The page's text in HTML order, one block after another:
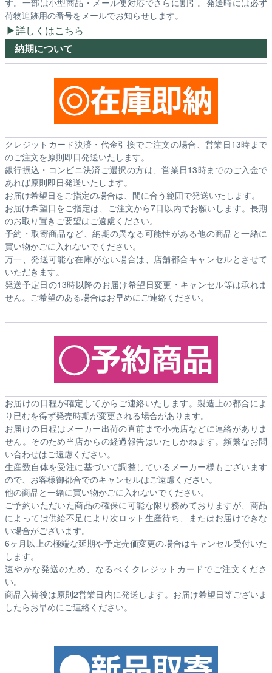
す。一部は小型商品・メール便対応でさらに割引。発送時には必ず
荷物追跡用の番号をメールでお知らせします。
詳しくはこちら
納期について
クレジットカード決済・代金引換でご注文の場合、営業日13時まで
のご注文を原則即日発送いたします。
銀行振込・コンビニ決済ご選択の方は、営業日13時までのご入金で
あれば原則即日発送いたします。
お届け希望日をご指定の場合は、間に合う範囲で発送いたします。
お届け希望日をご指定は、ご注文から7日以内でお願いします。長期
のお取り置きご要望はご遠慮ください。
予約・取寄商品など、納期の異なる可能性がある他の商品と一緒に
買い物かごに入れないでください。
万一、発送可能な在庫がない場合は、店舗都合キャンセルとさせて
いただきます。
発送予定日の13時以降のお届け希望日変更・キャンセル等は承れま
せん。ご希望のある場合はお早めにご連絡ください。
お届けの日程が確定してからご連絡いたします。製造上の都合によ
り已むを得ず発売時期が変更される場合があります。
お届けの日程はメーカー出荷の直前まで小売店などに連絡がありま
せん。そのため当店からの経過報告はいたしかねます。頻繁なお問
い合わせはご遠慮ください。
生産数自体を受注に基づいて調整しているメーカー様もございます
ので、お客様御都合でのキャンセルはご遠慮ください。
他の商品と一緒に買い物かごに入れないでください。
ご予約いただいた商品の確保に可能な限り務めておりますが、商品
によっては供給不足により次ロット生産待ち、またはお届けできな
い場合がございます。
6ヶ月以上の極端な延期や予定売価変更の場合はキャンセル受付いた
します。
速やかな発送のため、なるべくクレジットカードでご注文くださ
い。
商品入荷後は原則2営業日内に発送します。お届け希望日等ございま
したらお早めにご連絡ください。